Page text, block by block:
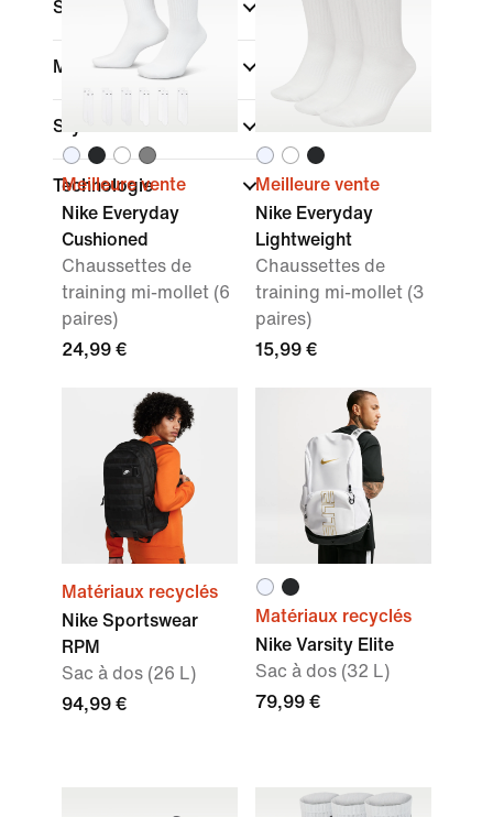
Sport
Marque
Style
Technologie
Meilleure vente
Nike Everyday
Cushioned
Chaussettes de
training mi-mollet (6
paires)
24,99 €
Meilleure vente
Nike Everyday
Lightweight
Chaussettes de
training mi-mollet (3
paires)
15,99 €
Matériaux recyclés
Nike Sportswear
RPM
Sac à dos (26 L)
94,99 €
Matériaux recyclés
Nike Varsity Elite
Sac à dos (32 L)
79,99 €